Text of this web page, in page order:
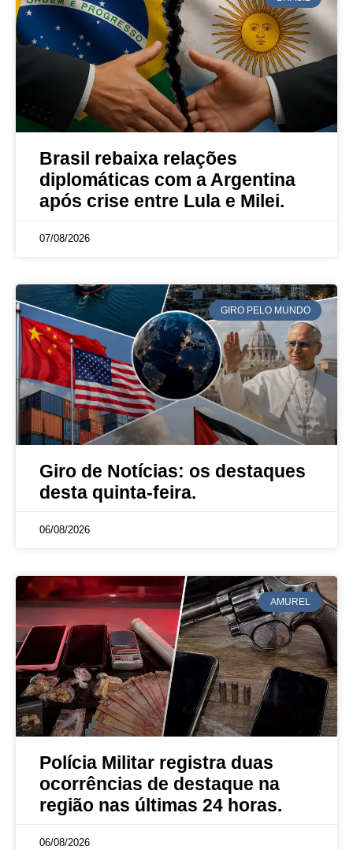
Brasil rebaixa relações
diplomáticas com a Argentina
após crise entre Lula e Milei.
07/08/2026
GIRO PELO MUNDO
Giro de Notícias: os destaques
desta quinta-feira.
06/08/2026
AMUREL
Polícia Militar registra duas
ocorrências de destaque na
região nas últimas 24 horas.
06/08/2026